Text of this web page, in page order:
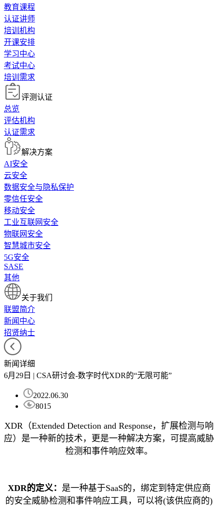
教育课程
认证讲师
培训机构
开课安排
学习中心
考试中心
培训需求
评测认证
总览
评估机构
认证需求
解决方案
AI安全
云安全
数据安全与隐私保护
零信任安全
移动安全
工业互联网安全
物联网安全
智慧城市安全
5G安全
SASE
其他
关于我们
联盟简介
新闻中心
招贤纳士
新闻详细
6月29日 | CSA研讨会-数字时代XDR的“无限可能”
2022.06.30
8015
XDR（Extended Detection and Response，扩展检测与响
应）是一种新的技术，更是一种解决方案，可提高威胁
检测和事件响应效率。
XDR的定义： 是一种基于SaaS的，绑定到特定供应商
的安全威胁检测和事件响应工具，可以将(该供应商的)